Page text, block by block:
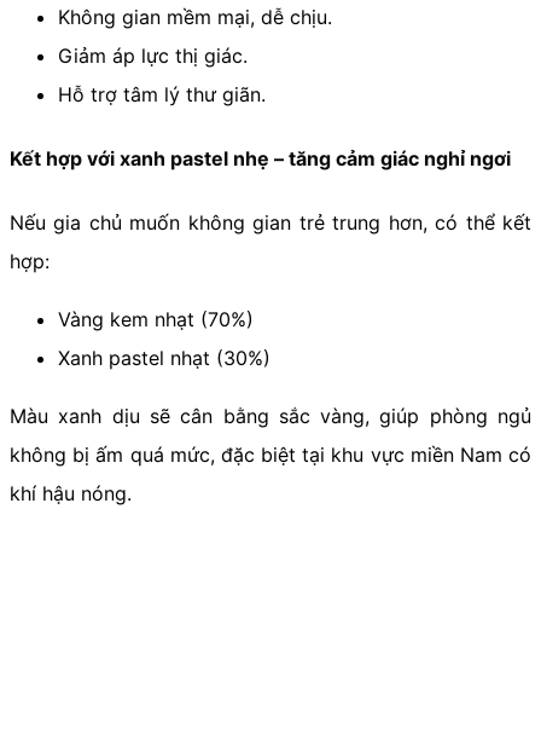
Không gian mềm mại, dễ chịu.
Giảm áp lực thị giác.
Hỗ trợ tâm lý thư giãn.
Kết hợp với xanh pastel nhẹ – tăng cảm giác nghỉ ngơi
Nếu gia chủ muốn không gian trẻ trung hơn, có thể kết
hợp:
Vàng kem nhạt (70%)
Xanh pastel nhạt (30%)
Màu xanh dịu sẽ cân bằng sắc vàng, giúp phòng ngủ
không bị ấm quá mức, đặc biệt tại khu vực miền Nam có
khí hậu nóng.